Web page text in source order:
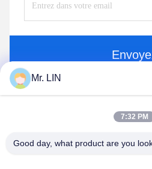
Guangdong
Mr. LIN
7:32 PM
Good day, what product are you